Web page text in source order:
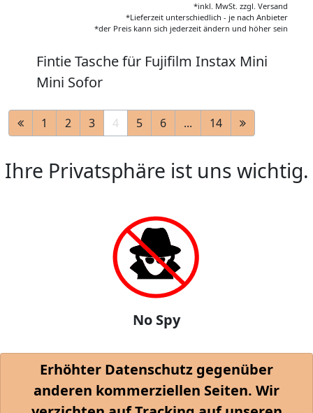
*inkl. MwSt. zzgl. Versand
*Lieferzeit unterschiedlich - je nach Anbieter
*der Preis kann sich jederzeit ändern und höher sein
Fintie Tasche für Fujifilm Instax Mini
Mini Sofor
1 2 3 4 5 6 ... 14
Ihre Privatsphäre ist uns wichtig.
No Spy
Erhöhter Datenschutz gegenüber
anderen kommerziellen Seiten. Wir